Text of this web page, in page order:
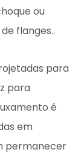
ou
flanges.
para
para
é
em
permanecer